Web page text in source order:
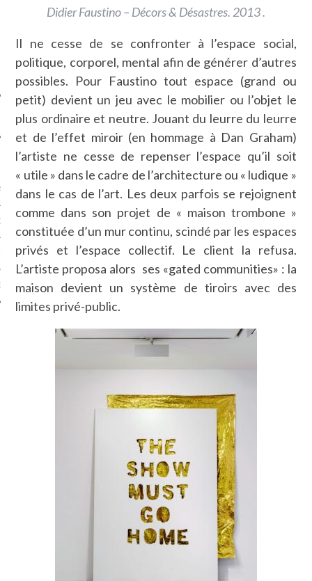
SUIVEZ-NOUS
CARAVELLE
CARAVELLE
PODCAST
Didier Faustino – Décors & Désastres. 2013 .
Il ne cesse de se confronter à l’espace social,
politique, corporel, mental afin de générer d’autres
possibles. Pour Faustino tout espace (grand ou
petit) devient un jeu avec le mobilier ou l’objet le
plus ordinaire et neutre. Jouant du leurre du leurre
et de l’effet miroir (en hommage à Dan Graham)
l’artiste ne cesse de repenser l’espace qu’il soit
« utile » dans le cadre de l’architecture ou « ludique »
dans le cas de l’art. Les deux parfois se rejoignent
comme dans son projet de « maison trombone »
constituée d’un mur continu, scindé par les espaces
privés et l’espace collectif. Le client la refusa.
L’artiste proposa alors ses «gated communities» : la
maison devient un système de tiroirs avec des
limites privé-public.